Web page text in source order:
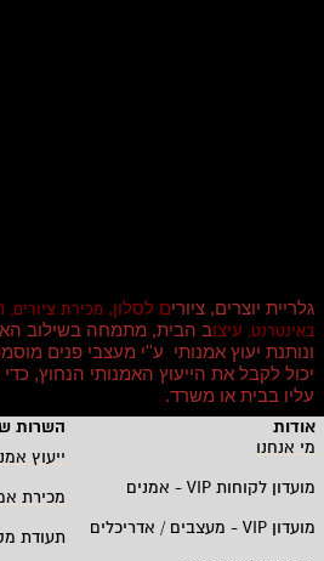
גלריית יוצרים, ציורים לסלון, מכירת ציורים,
באינטרנט, עיצוב הבית, מתמחה בשילוב
ונותנת יעוץ אמנותי ע''י מעצבי פנים
יכול לקבל את הייעוץ האמנותי הנחוץ,
עליו בבית או משרד.
אודות
השרות
מי אנחנו
ייעוץ
מועדון לקוחותVIP - אמנים מכירת
מועדון
מעצבים / אדריכלים תעודת